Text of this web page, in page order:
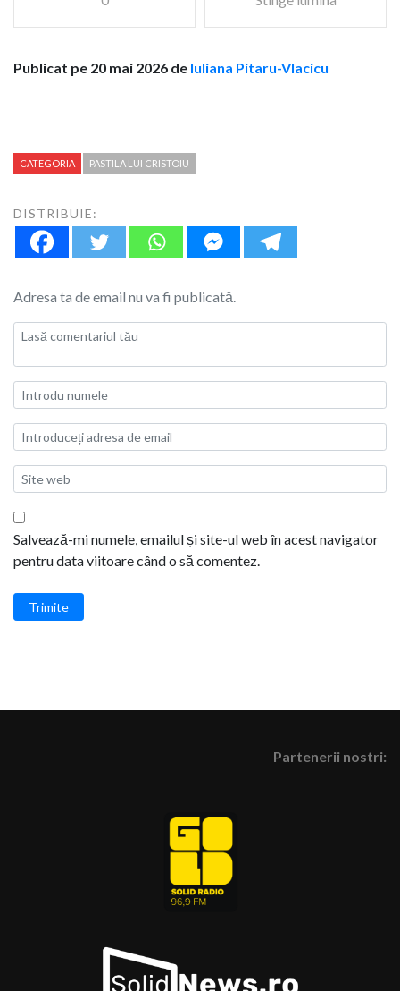
Publicat pe 20 mai 2026 de Iuliana Pitaru-Vlacicu
CATEGORIA PASTILA LUI CRISTOIU
DISTRIBUIE:
Adresa ta de email nu va fi publicată.
Salvează-mi numele, emailul și site-ul web în acest navigator
pentru data viitoare când o să comentez.
Trimite
Partenerii nostri: